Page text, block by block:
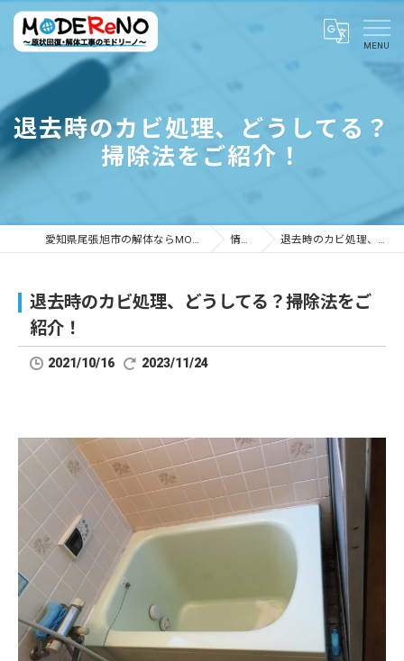
退去時のカビ処理、どうしてる？
掃除法をご紹介！
愛知県尾張旭市の解体ならMODEReNO ～原状回復・解体工事のモドリーノ～ 情報ブログ 退去時のカビ処理、どうしてる？掃除法をご紹介！
退去時のカビ処理、どうしてる？掃除法をご
紹介！
2021/10/16 2023/11/24